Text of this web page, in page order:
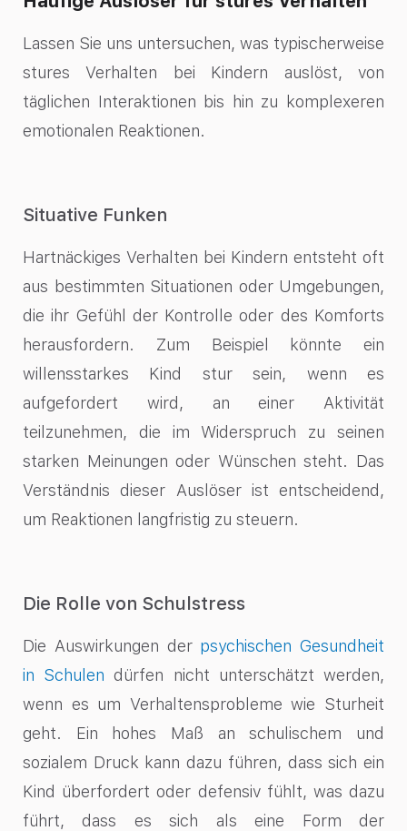
Lassen Sie uns untersuchen, was typischerweise
stures Verhalten bei Kindern auslöst, von
täglichen Interaktionen bis hin zu komplexeren
emotionalen Reaktionen.
Situative Funken
Hartnäckiges Verhalten bei Kindern entsteht oft
aus bestimmten Situationen oder Umgebungen,
die ihr Gefühl der Kontrolle oder des Komforts
herausfordern. Zum Beispiel könnte ein
willensstarkes Kind stur sein, wenn es
aufgefordert wird, an einer Aktivität
teilzunehmen, die im Widerspruch zu seinen
starken Meinungen oder Wünschen steht. Das
Verständnis dieser Auslöser ist entscheidend,
um Reaktionen langfristig zu steuern.
Die Rolle von Schulstress
Die Auswirkungen der psychischen Gesundheit
in Schulen dürfen nicht unterschätzt werden,
wenn es um Verhaltensprobleme wie Sturheit
geht. Ein hohes Maß an schulischem und
sozialem Druck kann dazu führen, dass sich ein
Kind überfordert oder defensiv fühlt, was dazu
führt, dass es sich als eine Form der